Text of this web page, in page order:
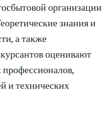
организации
знания и
а также
оценивают
и технических